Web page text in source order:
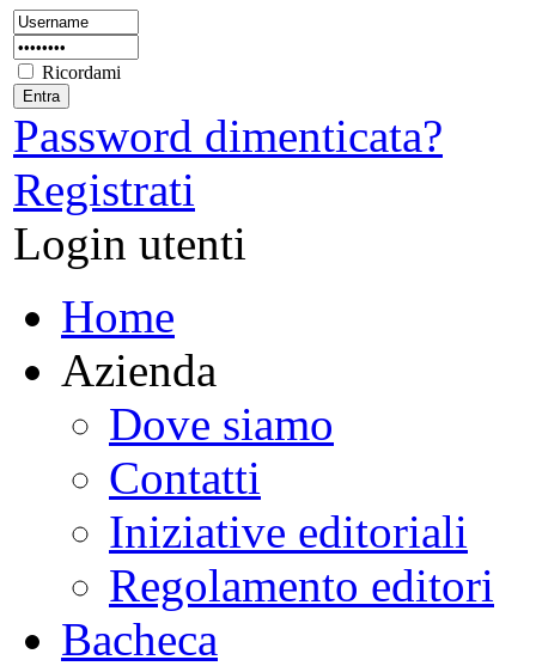
Ricordami
Password dimenticata?
Registrati
Login utenti
Home
Azienda
Dove siamo
Contatti
Iniziative editoriali
Regolamento editori
Bacheca